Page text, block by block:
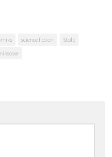
science fiction
Stolp